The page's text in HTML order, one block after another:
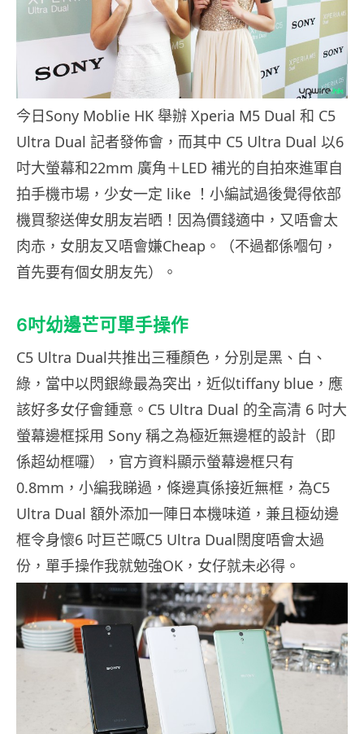
今日Sony Moblie HK 舉辦 Xperia M5 Dual 和 C5
Ultra Dual 記者發佈會，而其中 C5 Ultra Dual 以6
吋大螢幕和22mm 廣角＋LED 補光的自拍來進軍自
拍手機市場，少女一定 like ！小編試過後覺得依部
機買黎送俾女朋友岩晒！因為價錢適中，又唔會太
肉赤，女朋友又唔會嫌Cheap。（不過都係嗰句，
首先要有個女朋友先）。
6吋幼邊芒可單手操作
C5 Ultra Dual共推出三種顏色，分別是黑、白、
綠，當中以閃銀綠最為突出，近似tiffany blue，應
該好多女仔會鍾意。C5 Ultra Dual 的全高清 6 吋大
螢幕邊框採用 Sony 稱之為極近無邊框的設計（即
係超幼框囉），官方資料顯示螢幕邊框只有
0.8mm，小編我睇過，條邊真係接近無框，為C5
Ultra Dual 額外添加一陣日本機味道，兼且極幼邊
框令身懷6 吋巨芒嘅C5 Ultra Dual闊度唔會太過
份，單手操作我就勉強OK，女仔就未必得。